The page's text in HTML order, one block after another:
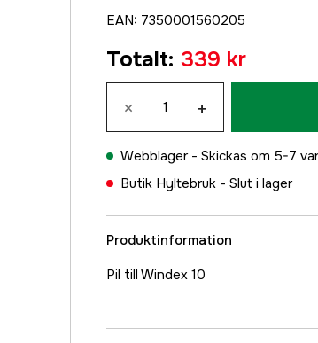
EAN: 7350001560205
Totalt: 339 kr
× +
Webblager - Skickas om 5-7
Butik Hyltebruk - Slut i lager
Produktinformation
Pil till Windex 10